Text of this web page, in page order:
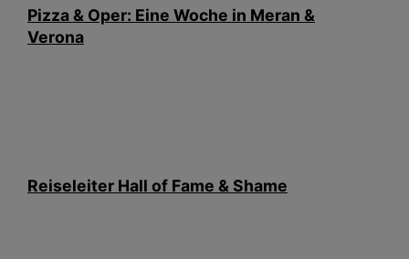
Pizza & Oper: Eine Woche in Meran &
Verona
Reiseleiter Hall of Fame & Shame